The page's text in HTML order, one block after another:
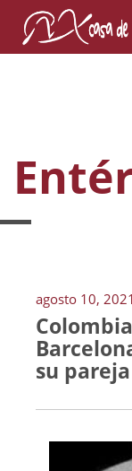
agosto 10, 2021
su pareja